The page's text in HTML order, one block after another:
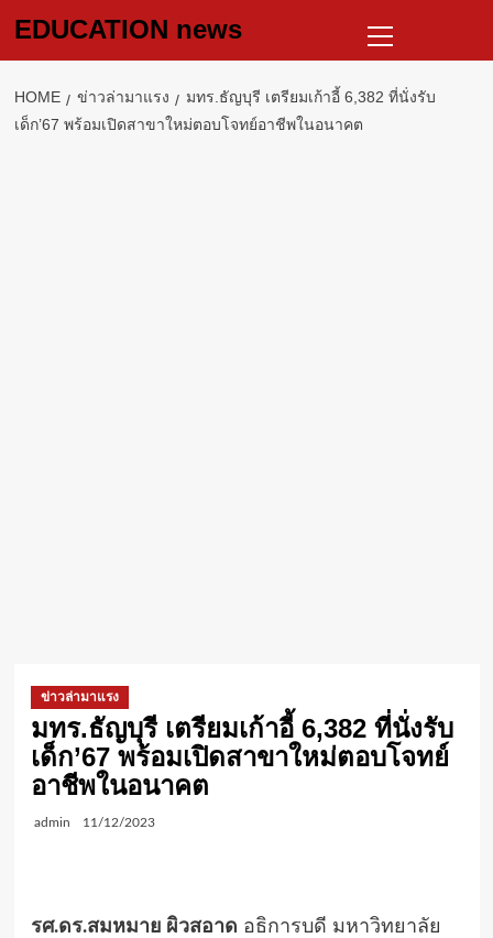
EDUCATION news
Menu
HOME ข่าวล่ามาแรง
มทร.ธัญบุรี เตรียมเก้าอี้ 6,382 ที่นั่งรับ
เด็ก’67 พร้อมเปิดสาขาใหม่ตอบโจทย์อาชีพในอนาคต
ข่าวล่ามาแรง
มทร.ธัญบุรี เตรียมเก้าอี้ 6,382 ที่นั่งรับ
เด็ก’67 พร้อมเปิดสาขาใหม่ตอบโจทย์
อาชีพในอนาคต
admin 11/12/2023
รศ.ดร.สมหมาย ผิวสอาด อธิการบดี มหาวิทยาลัย